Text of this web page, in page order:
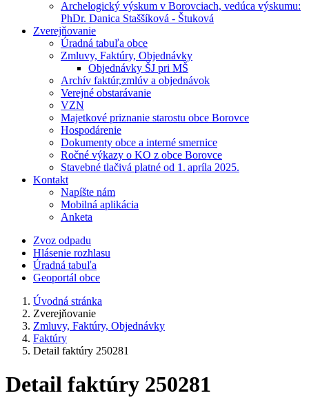
Archelogický výskum v Borovciach, vedúca výskumu:
PhDr. Danica Staššíková - Štuková
Zverejňovanie
Úradná tabuľa obce
Zmluvy, Faktúry, Objednávky
Objednávky ŠJ pri MŠ
Archív faktúr,zmlúv a objednávok
Verejné obstarávanie
VZN
Majetkové priznanie starostu obce Borovce
Hospodárenie
Dokumenty obce a interné smernice
Ročné výkazy o KO z obce Borovce
Stavebné tlačivá platné od 1. apríla 2025.
Kontakt
Napíšte nám
Mobilná aplikácia
Anketa
Zvoz odpadu
Hlásenie rozhlasu
Úradná tabuľa
Geoportál obce
Úvodná stránka
Zverejňovanie
Zmluvy, Faktúry, Objednávky
Faktúry
Detail faktúry 250281
Detail faktúry 250281